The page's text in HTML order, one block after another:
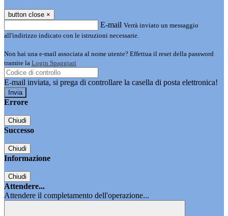
button close ×
E-mail Verrà inviato un messaggio
all'indirizzo indicato con le istruzioni necessarie.
Non hai una e-mail associata al nome utente? Effettua il reset della password
tramite la Login Spaggiari
E-mail inviata, si prega di controllare la casella di posta elettronica!
Errore
Chiudi
Successo
Chiudi
Informazione
Chiudi
Attendere...
Attendere il completamento dell'operazione...